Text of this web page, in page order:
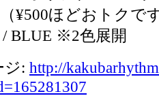
¥500ほどおトクで
/ BLUE ※2色展開
ジ: http://